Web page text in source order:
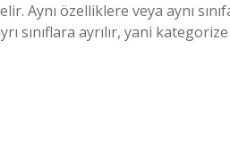
Aynı özelliklere veya aynı
sınıflara ayrılır, yani